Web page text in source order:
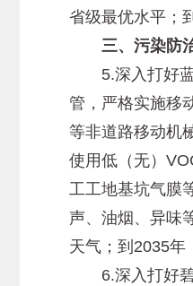
省级最优水平；
三、污染防治
5.深入打好蓝
管，严格实施移
等非道路移动机
使用低（无）
工工地基坑气膜
声、油烟、异味
天气；到2035年
6.深入打好碧